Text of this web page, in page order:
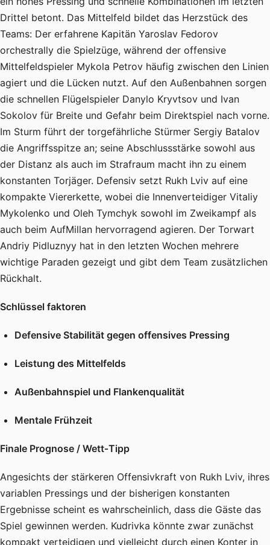
Drittel betont. Das Mittelfeld bildet das Herzstück des
Teams: Der erfahrene Kapitän Yaroslav Fedorov
orchestrally die Spielzüge, während der offensive
Mittelfeldspieler Mykola Petrov häufig zwischen den Linien
agiert und die Lücken nutzt. Auf den Außenbahnen sorgen
die schnellen Flügelspieler Danylo Kryvtsov und Ivan
Sokolov für Breite und Gefahr beim Direktspiel nach vorne.
Im Sturm führt der torgefährliche Stürmer Sergiy Batalov
die Angriffsspitze an; seine Abschlussstärke sowohl aus
der Distanz als auch im Strafraum macht ihn zu einem
konstanten Torjäger. Defensiv setzt Rukh Lviv auf eine
kompakte Viererkette, wobei die Innenverteidiger Vitaliy
Mykolenko und Oleh Tymchyk sowohl im Zweikampf als
auch beim AufMillan hervorragend agieren. Der Torwart
Andriy Pidluznyy hat in den letzten Wochen mehrere
wichtige Paraden gezeigt und gibt dem Team zusätzlichen
Rückhalt.
Schlüssel faktoren
Defensive Stabilität gegen offensives Pressing
Leistung des Mittelfelds
Außenbahnspiel und Flankenqualität
Mentale Frühzeit
Finale Prognose / Wett‑Tipp
Angesichts der stärkeren Offensivkraft von Rukh Lviv, ihres
variablen Pressings und der bisherigen konstanten
Ergebnisse scheint es wahrscheinlich, dass die Gäste das
Spiel gewinnen werden. Kudrivka könnte zwar zunächst
kompakt verteidigen und vielleicht durch einen Konter in